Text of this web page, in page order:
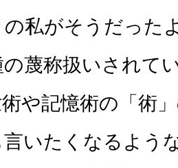
私がそうだった
蔑称扱いされて
や記憶術の「術
いたくなるよう